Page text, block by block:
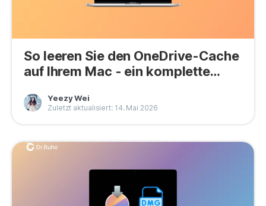
So leeren Sie den OneDrive-Cache
auf Ihrem Mac - ein komplette
Yeezy Wei
Zuletzt aktualisiert: 14. Mai 2026